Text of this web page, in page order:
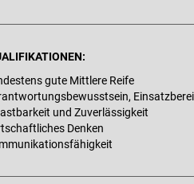
gute Mittlere Reife
und Zuverlässigkeit
Denken